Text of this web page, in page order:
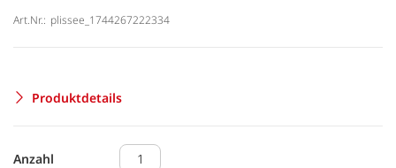
Art.Nr.: plissee_1744267222334
Produktdetails
Anzahl